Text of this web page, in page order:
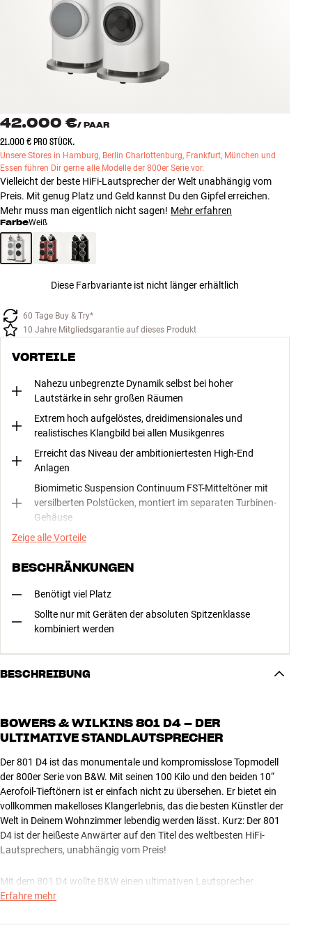
Zubehör
INSPIRATION
NEUHEITEN
ANGEBOTE
Kundendienst
Anmelden
Kundendienst
Bauen mit Klang
42.000 €/ PAAR
21.000 € PRO STÜCK.
Unsere Stores in Hamburg, Berlin Charlottenburg, Frankfurt, München und
Essen führen Dir gerne alle Modelle der 800er Serie vor.
Vielleicht der beste HiFi-Lautsprecher der Welt unabhängig vom
Preis. Mit genug Platz und Geld kannst Du den Gipfel erreichen.
Mehr muss man eigentlich nicht sagen! Mehr erfahren
FarbeWeiß
Diese Farbvariante ist nicht länger erhältlich
60 Tage Buy & Try*
10 Jahre Mitgliedsgarantie auf dieses Produkt
VORTEILE
Nahezu unbegrenzte Dynamik selbst bei hoher
Lautstärke in sehr großen Räumen
Extrem hoch aufgelöstes, dreidimensionales und
realistisches Klangbild bei allen Musikgenres
Erreicht das Niveau der ambitioniertesten High-End
Anlagen
Biomimetic Suspension Continuum FST-Mitteltöner mit
versilberten Polstücken, montiert im separaten Turbinen-
Gehäuse
Zeige alle Vorteile
BESCHRÄNKUNGEN
Benötigt viel Platz
Sollte nur mit Geräten der absoluten Spitzenklasse
kombiniert werden
BESCHREIBUNG
BOWERS & WILKINS 801 D4 – DER
ULTIMATIVE STANDLAUTSPRECHER
Der 801 D4 ist das monumentale und kompromisslose Topmodell
der 800er Serie von B&W. Mit seinen 100 Kilo und den beiden 10“
Aerofoil-Tieftönern ist er einfach nicht zu übersehen. Er bietet ein
vollkommen makelloses Klangerlebnis, das die besten Künstler der
Welt in Deinem Wohnzimmer lebendig werden lässt. Kurz: Der 801
D4 ist der heißeste Anwärter auf den Titel des weltbesten HiFi-
Lautsprechers, unabhängig vom Preis!
Mit dem 801 D4 wollte B&W einen ultimativen Lautsprecher
schaffen, der alle zur Verfügung stehenden Möglichkeiten und
– die gerne das Vielfache kosten – lässt den 801 D4 ein wenig wie
Erfahre mehr